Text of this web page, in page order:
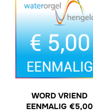
WORD VRIEND
EENMALIG €5,00